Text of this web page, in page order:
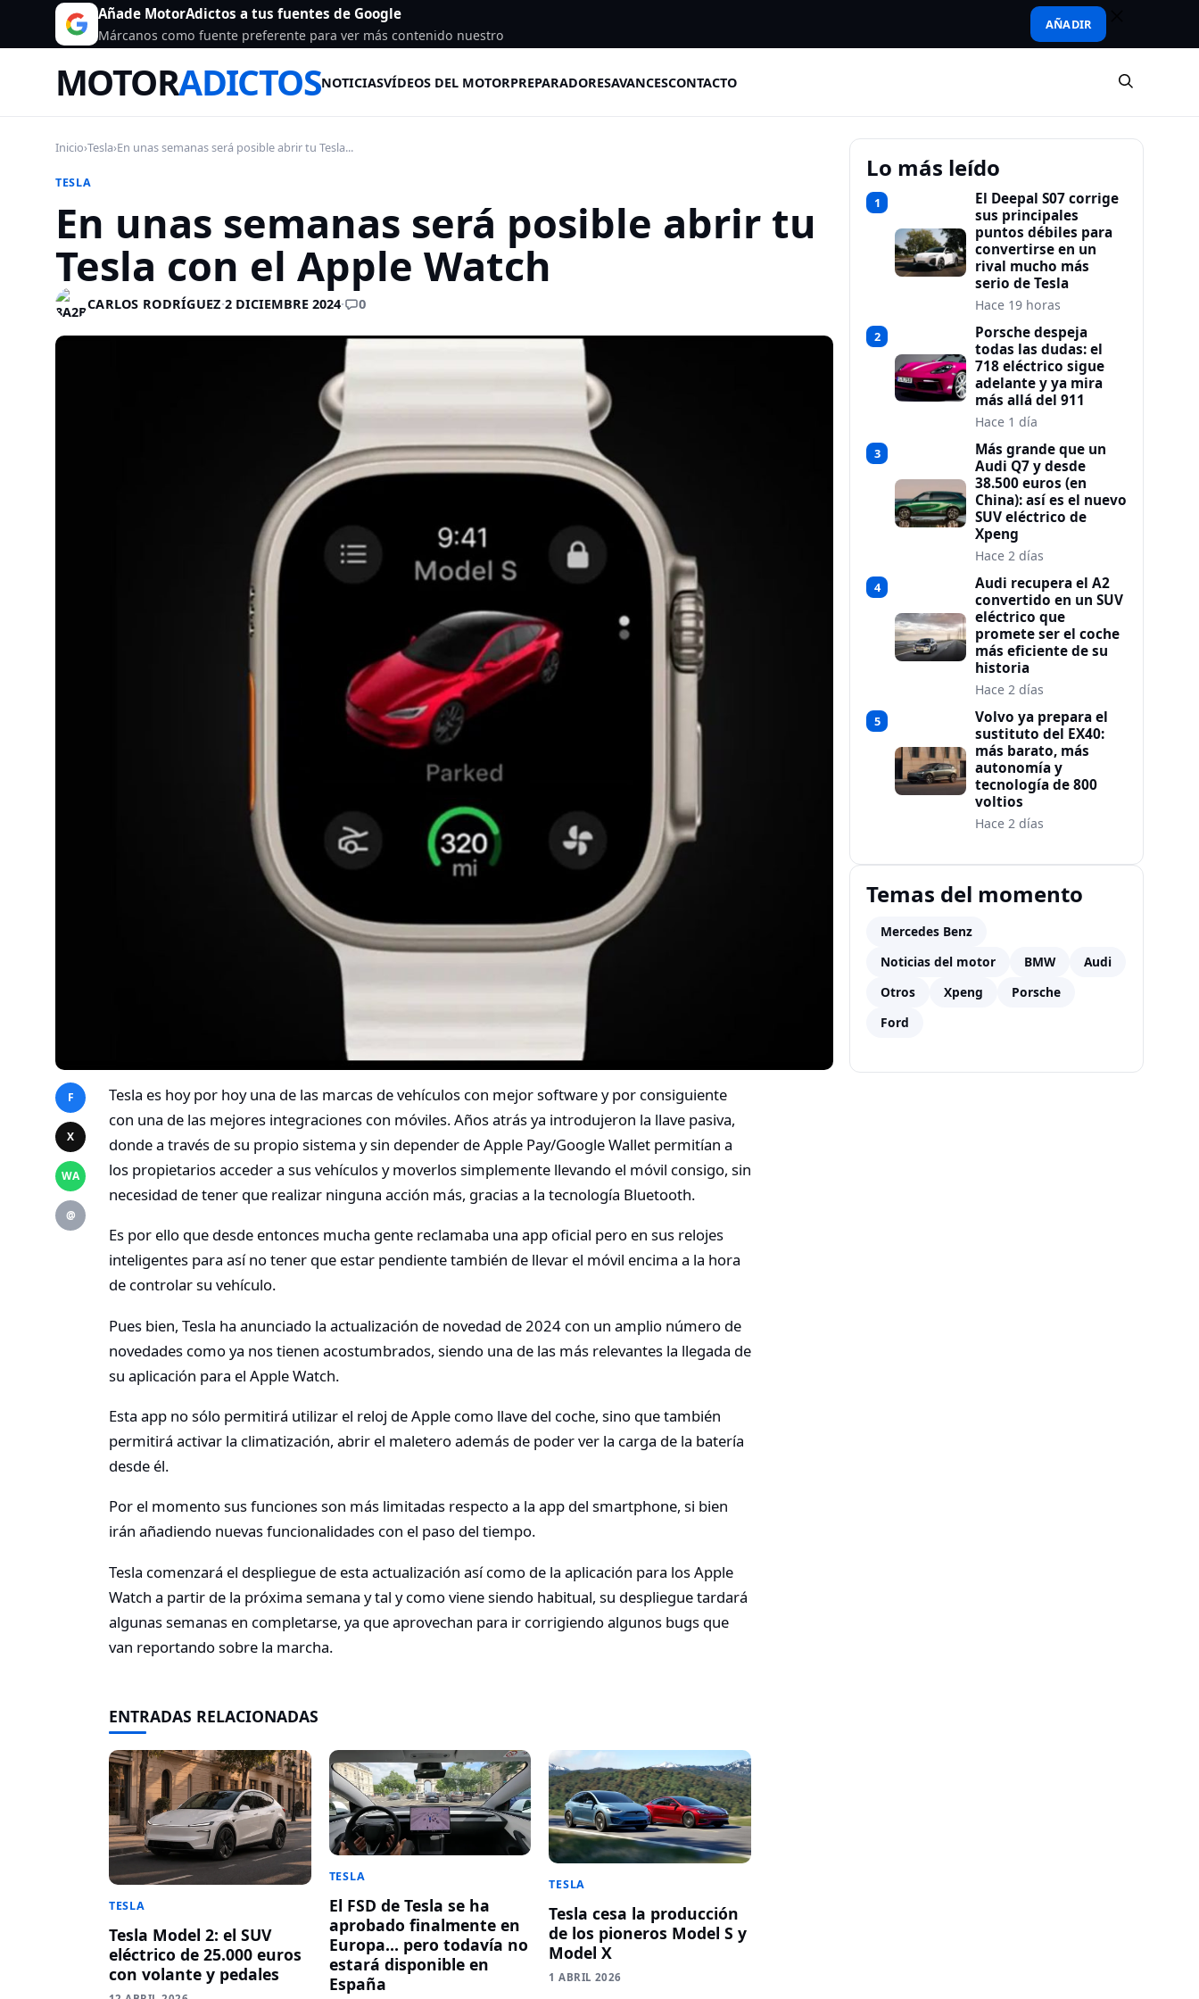
Añade MotorAdictos a tus fuentes de Google
Márcanos como fuente preferente para ver más contenido nuestro
AÑADIR
MOTORADICTOSNOTICIASVÍDEOS DEL MOTORPREPARADORESAVANCESCONTACTO
Inicio›Tesla›En unas semanas será posible abrir tu Tesla...
TESLA
En unas semanas será posible abrir tu
Tesla con el Apple Watch
CARLOS RODRÍGUEZ·2 DICIEMBRE 2024· 0
F
X
WA
@
Tesla es hoy por hoy una de las marcas de vehículos con mejor software y por consiguiente
con una de las mejores integraciones con móviles. Años atrás ya introdujeron la llave pasiva,
donde a través de su propio sistema y sin depender de Apple Pay/Google Wallet permitían a
los propietarios acceder a sus vehículos y moverlos simplemente llevando el móvil consigo, sin
necesidad de tener que realizar ninguna acción más, gracias a la tecnología Bluetooth.
Es por ello que desde entonces mucha gente reclamaba una app oficial pero en sus relojes
inteligentes para así no tener que estar pendiente también de llevar el móvil encima a la hora
de controlar su vehículo.
Pues bien, Tesla ha anunciado la actualización de novedad de 2024 con un amplio número de
novedades como ya nos tienen acostumbrados, siendo una de las más relevantes la llegada de
su aplicación para el Apple Watch.
Esta app no sólo permitirá utilizar el reloj de Apple como llave del coche, sino que también
permitirá activar la climatización, abrir el maletero además de poder ver la carga de la batería
desde él.
Por el momento sus funciones son más limitadas respecto a la app del smartphone, si bien
irán añadiendo nuevas funcionalidades con el paso del tiempo.
Tesla comenzará el despliegue de esta actualización así como de la aplicación para los Apple
Watch a partir de la próxima semana y tal y como viene siendo habitual, su despliegue tardará
algunas semanas en completarse, ya que aprovechan para ir corrigiendo algunos bugs que
van reportando sobre la marcha.
ENTRADAS RELACIONADAS
TESLA
Tesla Model 2: el SUV
eléctrico de 25.000 euros
con volante y pedales
TESLA
El FSD de Tesla se ha
aprobado finalmente en
Europa… pero todavía no
estará disponible en
España
TESLA
Tesla cesa la producción
de los pioneros Model S y
Model X
1 ABRIL 2026
Lo más leído
1
El Deepal S07 corrige
sus principales
puntos débiles para
convertirse en un
rival mucho más
serio de Tesla
Hace 19 horas
2
Porsche despeja
todas las dudas: el
718 eléctrico sigue
adelante y ya mira
más allá del 911
Hace 1 día
3
Más grande que un
Audi Q7 y desde
38.500 euros (en
China): así es el nuevo
SUV eléctrico de
Xpeng
Hace 2 días
4
Audi recupera el A2
convertido en un SUV
eléctrico que
promete ser el coche
más eficiente de su
historia
Hace 2 días
5
Volvo ya prepara el
sustituto del EX40:
más barato, más
autonomía y
tecnología de 800
voltios
Hace 2 días
Temas del momento
Mercedes Benz
Noticias del motor
BMW
Audi
Otros
Xpeng
Porsche
Ford